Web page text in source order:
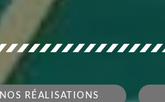
NOS RÉALISATIONS